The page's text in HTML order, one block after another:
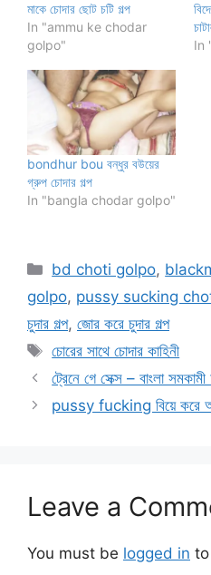
মাকে চোদার ছোট চটি গল্প
In "ammu ke chodar
golpo"
In
bondhur bou বন্ধুর বউয়ের
গ্রুপ চোদার গল্প
In "bangla chodar golpo"
Categories
bd choti golpo,
golpo, pussy sucking
চুদার গল্প, জোর করে চুদার গল্প
Tags
চোরের সাথে চোদার কাহিনী
ট্রেনে গে সেক্স – বাংলা সমকামী
pussy fucking বিয়ে করে
Leave a
You must be logged in